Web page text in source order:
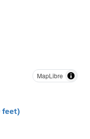
MapLibre
feet)